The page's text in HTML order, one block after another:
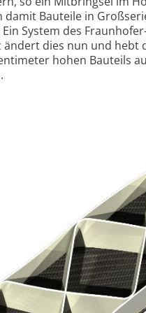
Bauteile in
System des
dies nun und hebt
hohen Bauteils